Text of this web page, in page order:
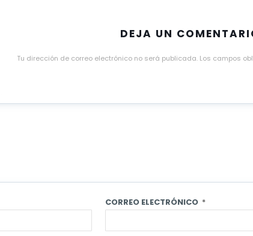
DEJA UN
Tu dirección de correo electrónico no será publicada. Los campos
CORREO ELECTRÓNICO *